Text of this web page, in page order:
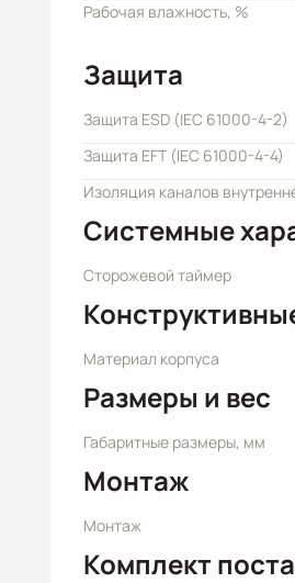
Рабочая влажность, %
Защита
Защита ESD (IEC 61000-4-2)
Защита EFT (IEC 61000-4-4)
Изоляция каналов
Системные
Сторожевой таймер
Материал корпуса
Размеры и вес
Габаритные размеры, мм
Монтаж
Монтаж
Комплект